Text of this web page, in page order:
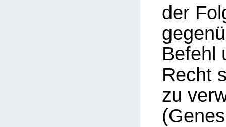
der
Befehl
Recht
zu